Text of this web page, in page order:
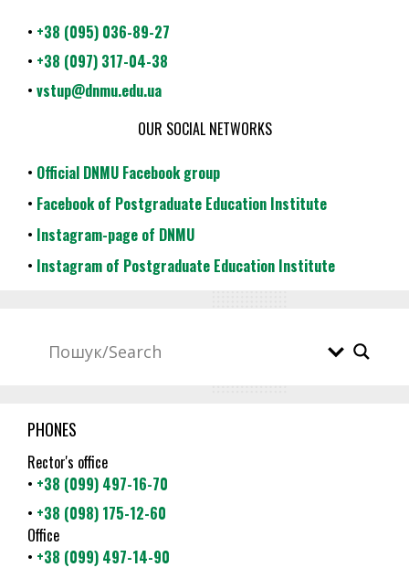
• +38 (095) 036-89-27
• +38 (097) 317-04-38
• vstup@dnmu.edu.ua
OUR SOCIAL NETWORKS
• Official DNMU Facebook group
• Facebook of Postgraduate Education Institute
• Instagram-page of DNMU
• Instagram of Postgraduate Education Institute
PHONES
Rector's office
• +38 (099) 497-16-70
• +38 (098) 175-12-60
Office
• +38 (099) 497-14-90